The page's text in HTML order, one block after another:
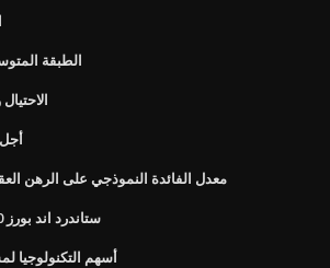
الطبقة
معدل الفائدة النموذجي على الرهن
ستاندرد اند بورز 500 تقلب مع مرور الوقت
أسهم التكنولوجيا